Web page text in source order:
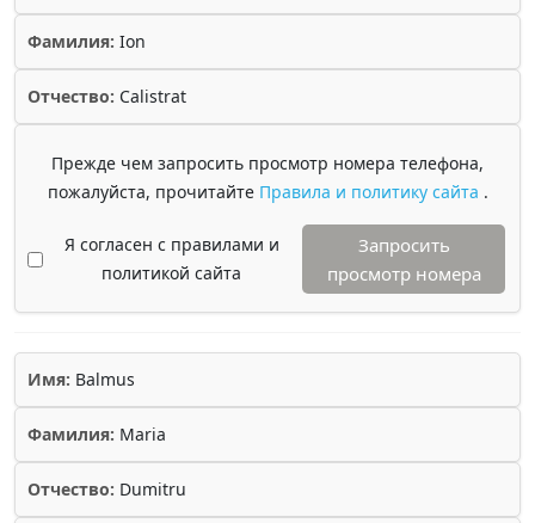
Фамилия: Ion
Отчество: Calistrat
Прежде чем запросить просмотр номера телефона,
пожалуйста, прочитайте Правила и политику сайта .
Я согласен с правилами и
политикой сайта
Запросить
просмотр номера
Имя: Balmus
Фамилия: Maria
Отчество: Dumitru